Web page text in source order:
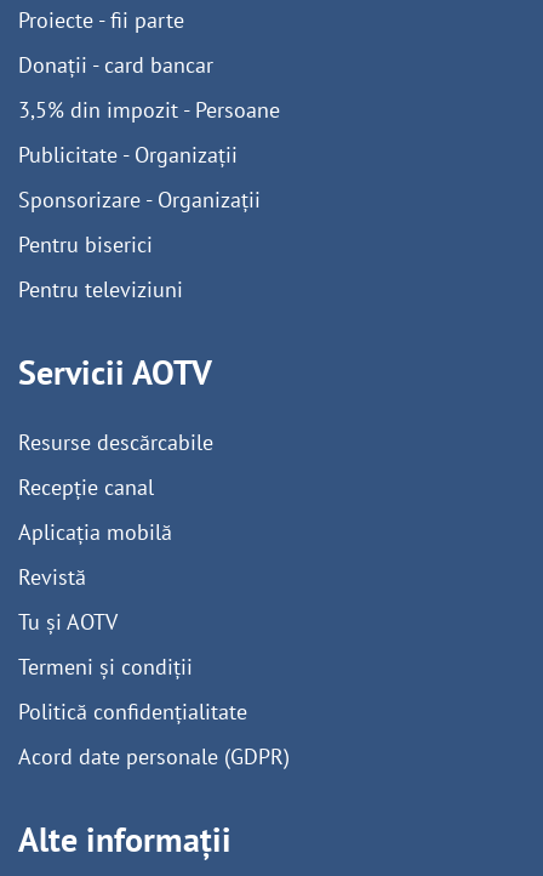
Proiecte - fii parte
Donații - card bancar
3,5% din impozit - Persoane
Publicitate - Organizații
Sponsorizare - Organizații
Pentru biserici
Pentru televiziuni
Servicii AOTV
Resurse descărcabile
Recepție canal
Aplicația mobilă
Revistă
Tu și AOTV
Termeni și condiții
Politică confidențialitate
Acord date personale (GDPR)
Alte informații